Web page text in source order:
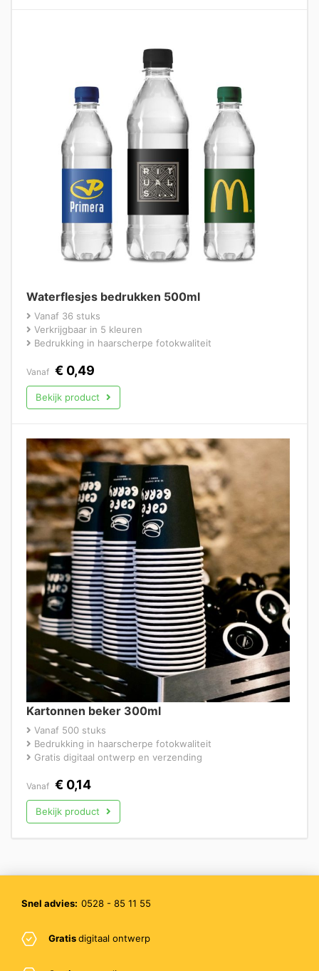
Waterflesjes bedrukken 500ml
Vanaf 36 stuks
Verkrijgbaar in 5 kleuren
Bedrukking in haarscherpe fotokwaliteit
Vanaf € 0,49
Bekijk product
Kartonnen beker 300ml
Vanaf 500 stuks
Bedrukking in haarscherpe fotokwaliteit
Gratis digitaal ontwerp en verzending
Vanaf € 0,14
Bekijk product
Snel advies: 0528 - 85 11 55
Gratisdigitaal ontwerp